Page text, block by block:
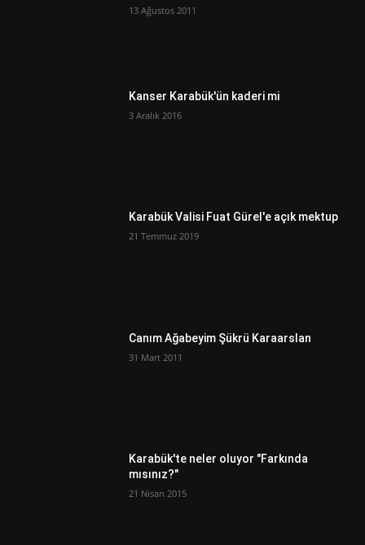
13 Ağustos 2011
Kanser Karabük'ün kaderi mi
3 Aralık 2016
Karabük Valisi Fuat Gürel'e açık mektup
21 Temmuz 2019
Canım Ağabeyim Şükrü Karaarslan
31 Mart 2011
Karabük'te neler oluyor "Farkında
mısınız?"
21 Nisan 2015